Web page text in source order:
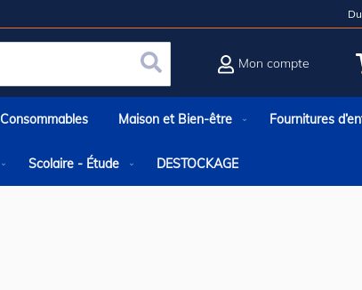
Rechercher
Mon compte
Consommables Maison et Bien-être Fournitures
Scolaire - Étude DESTOCKAGE